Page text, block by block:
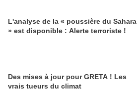
L'analyse de la « poussière du Sahara
» est disponible : Alerte terroriste !
Des mises à jour pour GRETA ! Les
vrais tueurs du climat